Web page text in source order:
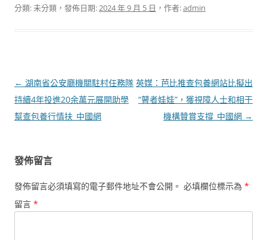
分類: 未分類，發佈日期:2024 年 9 月 5 日 ，作者:admin
文
章
導
← 湖南省公安廳機關駐村任務隊
持續4年投進20余萬元展開助學
幫查包養行情扶_中國網
英媒：芭比推查包養網站比擬出
“瞽者娃娃”，獲視障人士和相干
機構贊賞支撐_中國網 →
發佈留言
發佈留言必須填寫的電子郵件地址不會公開。 必填欄位標示為 *
留言 *